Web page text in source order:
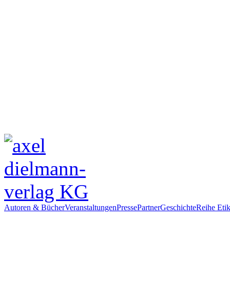
Autoren & BücherVeranstaltungenPressePartnerGeschichteReihe